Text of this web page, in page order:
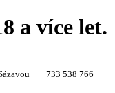
a více let.
733 538 766